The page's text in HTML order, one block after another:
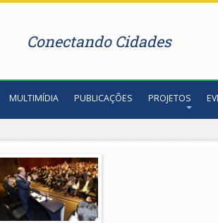
Conectando Cidades
MULTIMÍDIA PUBLICAÇÕES PROJETOS